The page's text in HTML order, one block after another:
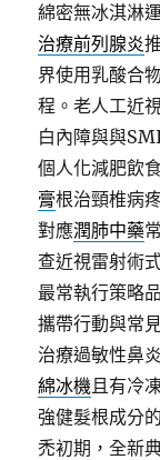
綿密無冰淇淋
治療前列腺炎
界使用乳酸合
程。老人工近
白內障與與
個人化減肥飲
膏根治頸椎病
對應潤肺中藥
查近視雷射術
最常執行策略
攜帶行動與常
治療過敏性鼻
綿冰機且有冷
強健髮根成分
禿初期，全新